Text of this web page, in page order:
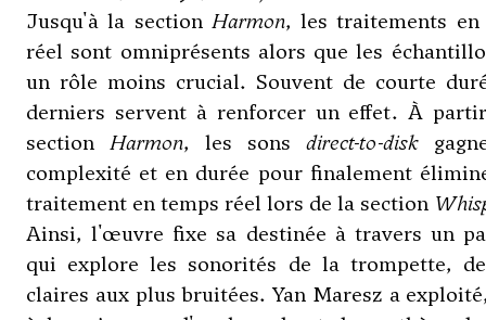
Jusqu'à la section Harmon, les traitements en
réel sont omniprésents alors que les
un rôle moins crucial. Souvent de courte
derniers servent à renforcer un effet. À
section Harmon, les sons direct-to-disk
complexité et en durée pour finalement
traitement en temps réel lors de la section
Ainsi, l'œuvre fixe sa destinée à travers un
qui explore les sonorités de la trompette,
claires aux plus bruitées. Yan Maresz a